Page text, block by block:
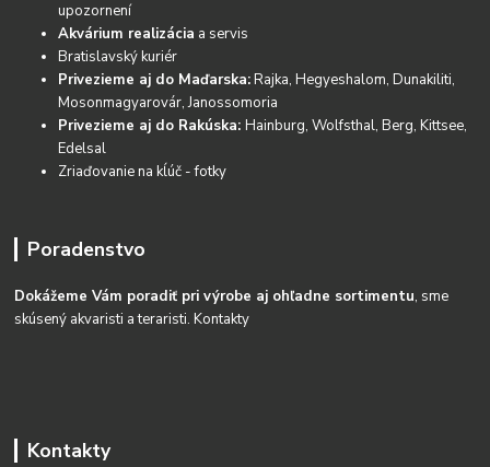
upozornení
Akvárium realizácia a servis
Bratislavský kuriér
Privezieme aj do Maďarska:Rajka, Hegyeshalom, Dunakiliti,
Mosonmagyarovár, Janossomoria
Privezieme aj do Rakúska:Hainburg, Wolfsthal, Berg, Kittsee,
Edelsal
Zriaďovanie na kĺúč - fotky
Poradenstvo
Dokážeme Vám poradiť pri výrobe aj ohľadne sortimentu, sme
skúsený akvaristi a teraristi.Kontakty
Kontakty